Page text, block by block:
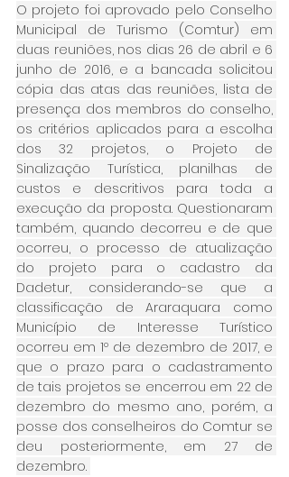
O projeto foi aprovado pelo Conselho
Municipal de Turismo (Comtur) em
duas reuniões, nos dias 26 de abril e 6
junho de 2016, e a bancada solicitou
cópia das atas das reuniões, lista de
presença dos membros do conselho,
os critérios aplicados para a escolha
dos 32 projetos, o Projeto de
Sinalização Turística, planilhas de
custos e descritivos para toda a
execução da proposta. Questionaram
também, quando decorreu e de que
ocorreu, o processo de atualização
do projeto para o cadastro da
Dadetur, considerando-se que a
classificação de Araraquara como
Município de Interesse Turístico
ocorreu em 1º de dezembro de 2017, e
que o prazo para o cadastramento
de tais projetos se encerrou em 22 de
dezembro do mesmo ano, porém, a
posse dos conselheiros do Comtur se
deu posteriormente, em 27 de
dezembro.